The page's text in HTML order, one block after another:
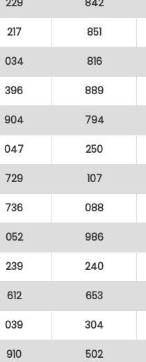
229 842
217 851
034 816
396 889
904 794
047 250
729 107
736 088
052 986
239 240
612 653
039 304
910 502